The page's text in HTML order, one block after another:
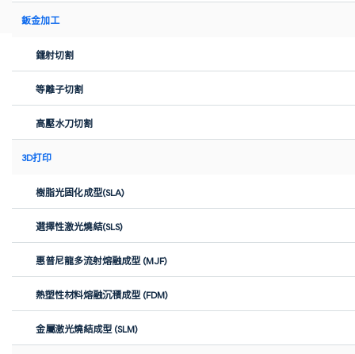
鈑金加工
鐳射切割
等離子切割
高壓水刀切割
3D打印
樹脂光固化成型(SLA)
選擇性激光燒結(SLS)
惠普尼龍多流射熔融成型 (MJF)
熱塑性材料熔融沉積成型 (FDM)
金屬激光燒結成型 (SLM)
金屬激光燒結成型 (SLM) 生產能力
金屬激光燒結成型 (SLM)，亦稱直接金屬激光燒結 (DMLS)，是一種
金屬3D打印技術，可以有選擇地熔融鋁或不鏽鋼的細小金屬粉末。
這種3D打印技術用於製造原型和生產部件，特別是具有非常複雜特
徵的產品和一體式組件。Xometry擇冪科技目前可以提供高精度金
簡單幾步即可嘗試 Xometry 服務
1 上載3D圖紙
可同時導入不同部件的多種設計，生成單個報價。詳細的成
本預估將在一分鐘時間內顯示在屏幕上。